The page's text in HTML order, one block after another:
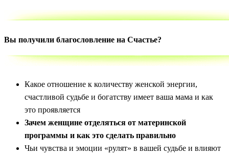
Вы получили благословление на Счастье?
Какое отношение к количеству женской энергии,
счастливой судьбе и богатству имеет ваша мама и как
это проявляется
Зачем женщине отделяться от материнской
программы и как это сделать правильно
Чьи чувства и эмоции «рулят» в вашей судьбе и влияют